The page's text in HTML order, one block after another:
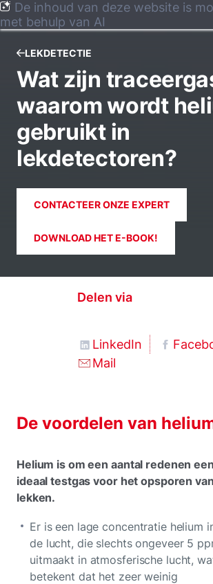
De inhoud van deze website is
met behulp van AI
LEKDETECTIE
Wat zijn
waarom wordt
gebruikt in
lekdetectoren?
CONTACTEER ONZE EXPERT
DOWNLOAD HET E-BOOK!
Delen via
LinkedIn
Mail
De voordelen van
Helium is om een aantal redenen een
ideaal testgas voor het opsporen van
lekken.
Er is een lage concentratie helium
de lucht, die slechts ongeveer 5
uitmaakt in atmosferische lucht,
betekent dat het zeer weinig